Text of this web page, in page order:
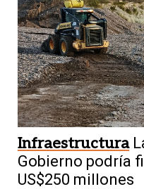
Infraestructura
Gobierno podría
US$250 millones